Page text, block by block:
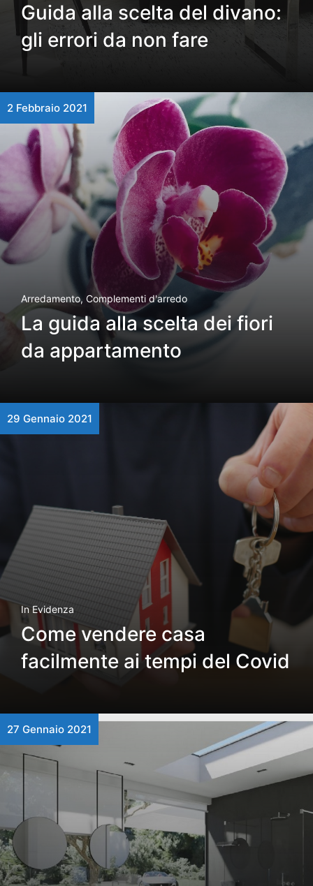
Guida alla scelta del divano:
gli errori da non fare
2 Febbraio 2021
Arredamento, Complementi d'arredo
La guida alla scelta dei fiori
da appartamento
29 Gennaio 2021
In Evidenza
Come vendere casa
facilmente ai tempi del Covid
27 Gennaio 2021